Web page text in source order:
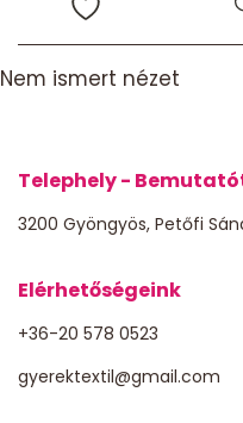
Nem ismert nézet
Telephely -
3200 Gyöngyös, Petőfi
Elérhetőségeink
+36-20 578 0523
gyerektextil@gmail.com